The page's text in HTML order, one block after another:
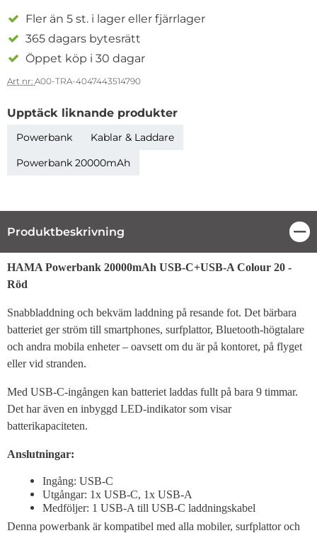
Fler än 5 st. i lager eller fjärrlager
365 dagars bytesrätt
Öppet köp i 30 dagar
Art nr: A00-TRA-4047443514790
Upptäck liknande produkter
Powerbank
Kablar & Laddare
Powerbank 20000mAh
Produktbeskrivning
Produktbeskrivning
HAMA Powerbank 20000mAh USB-C+USB-A Colour 20 -
Röd
Snabbladdning och bekväm laddning på resande fot. Det bärbara
batteriet ger ström till smartphones, surfplattor, Bluetooth-högtalare
och andra mobila enheter – oavsett om du är på kontoret, på flyget
eller vid stranden.
Med USB-C-ingången kan batteriet laddas fullt på bara 9 timmar.
Det har även en inbyggd LED-indikator som visar
batterikapaciteten.
Anslutningar:
Ingång: USB-C
Utgångar: 1x USB-C, 1x USB-A
Medföljer: 1 USB-A till USB-C laddningskabel
Denna powerbank är kompatibel med alla mobiler, surfplattor och